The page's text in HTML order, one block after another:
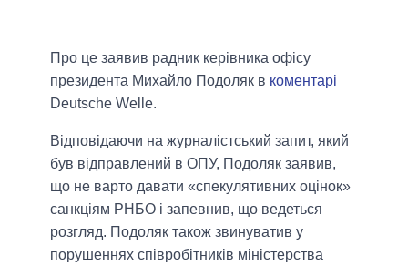
Про це заявив радник керівника офісу
президента Михайло Подоляк в коментарі
Deutsche Welle.
Відповідаючи на журналістський запит, який
був відправлений в ОПУ, Подоляк заявив,
що не варто давати «спекулятивних оцінок»
санкціям РНБО і запевнив, що ведеться
розгляд. Подоляк також звинуватив у
порушеннях співробітників міністерства